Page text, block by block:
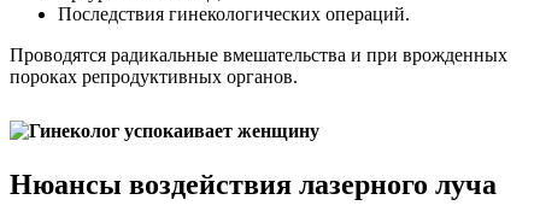
Последствия гинекологических операций.
Проводятся радикальные вмешательства и при врожденных
пороках репродуктивных органов.
Нюансы воздействия лазерного луча